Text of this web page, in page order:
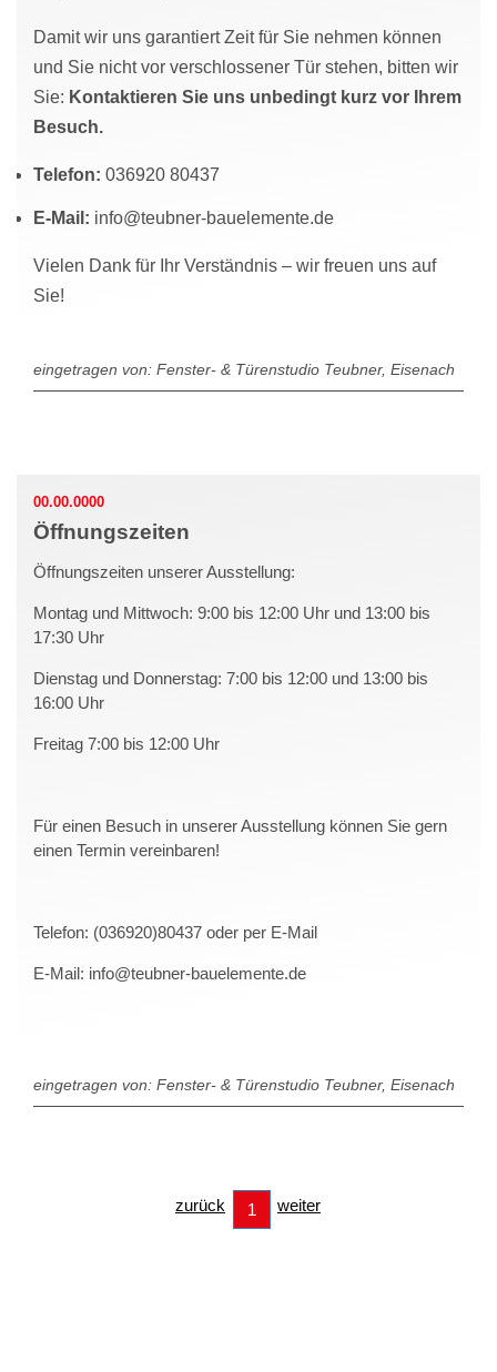
Damit wir uns garantiert Zeit für Sie nehmen können
und Sie nicht vor verschlossener Tür stehen, bitten wir
Sie: Kontaktieren Sie uns unbedingt kurz vor Ihrem
Besuch.
Telefon: 036920 80437
E-Mail: info@teubner-bauelemente.de
Vielen Dank für Ihr Verständnis – wir freuen uns auf
Sie!
eingetragen von: Fenster- & Türenstudio Teubner, Eisenach
00.00.0000
Öffnungszeiten
Öffnungszeiten unserer Ausstellung:
Montag und Mittwoch: 9:00 bis 12:00 Uhr und 13:00 bis
17:30 Uhr
Dienstag und Donnerstag: 7:00 bis 12:00 und 13:00 bis
16:00 Uhr
Freitag 7:00 bis 12:00 Uhr
Für einen Besuch in unserer Ausstellung können Sie gern
einen Termin vereinbaren!
Telefon: (036920)80437 oder per E-Mail
E-Mail: info@teubner-bauelemente.de
eingetragen von: Fenster- & Türenstudio Teubner, Eisenach
zurück 1 weiter